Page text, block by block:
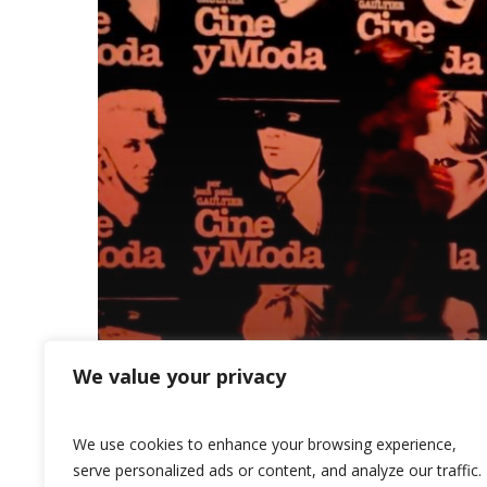
We value your privacy
We use cookies to enhance your browsing experience,
serve personalized ads or content, and analyze our traffic.
Cine y moda /Jean Paul Gaultier